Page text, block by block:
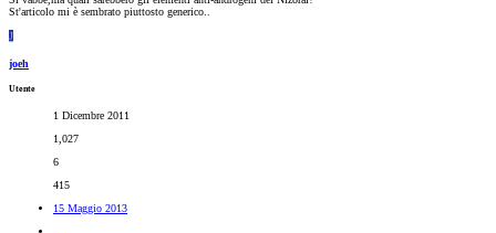
St'articolo mi è sembrato piuttosto generico..
J
joeh
Utente
1 Dicembre 2011
1,027
6
415
15 Maggio 2013